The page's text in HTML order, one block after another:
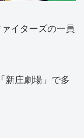
イターズの一員
新庄劇場」で多